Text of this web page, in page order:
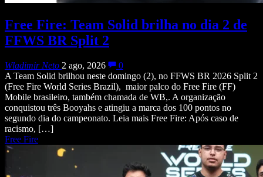
Free Fire: Team Solid brilha no dia 2 de
FFWS BR Split 2
Wladimir Neto 2 ago, 2026
0
A Team Solid brilhou neste domingo (2), no FFWS BR 2026 Split 2
(Free Fire World Series Brazil), maior palco do Free Fire (FF)
Mobile brasileiro, também chamada de WB,. A organização
conquistou três Booyahs e atingiu a marca dos 100 pontos no
segundo dia do campeonato. Leia mais Free Fire: Após caso de
racismo, […]
Free Fire